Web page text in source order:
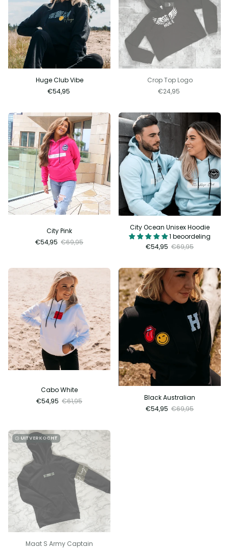
Huge Club Vibe
€54,95
Crop Top Logo
€24,95
City Pink
€54,95 €69,95
City Ocean Unisex Hoodie
1 beoordeling
€54,95 €69,95
Cabo White
€54,95 €61,95
Black Australian
€54,95 €69,95
watch_later UITVERKOCHT
Maat S Army Captain